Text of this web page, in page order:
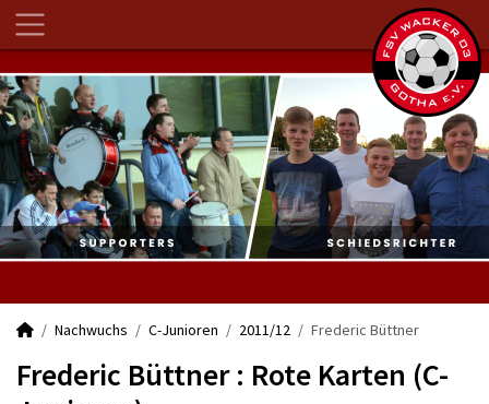
Nachwuchs C-Junioren 2011/12 Frederic Büttner
Frederic Büttner : Rote Karten (C-